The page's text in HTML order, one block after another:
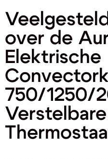
over de
Elektrische
750/1250/
Verstelbare